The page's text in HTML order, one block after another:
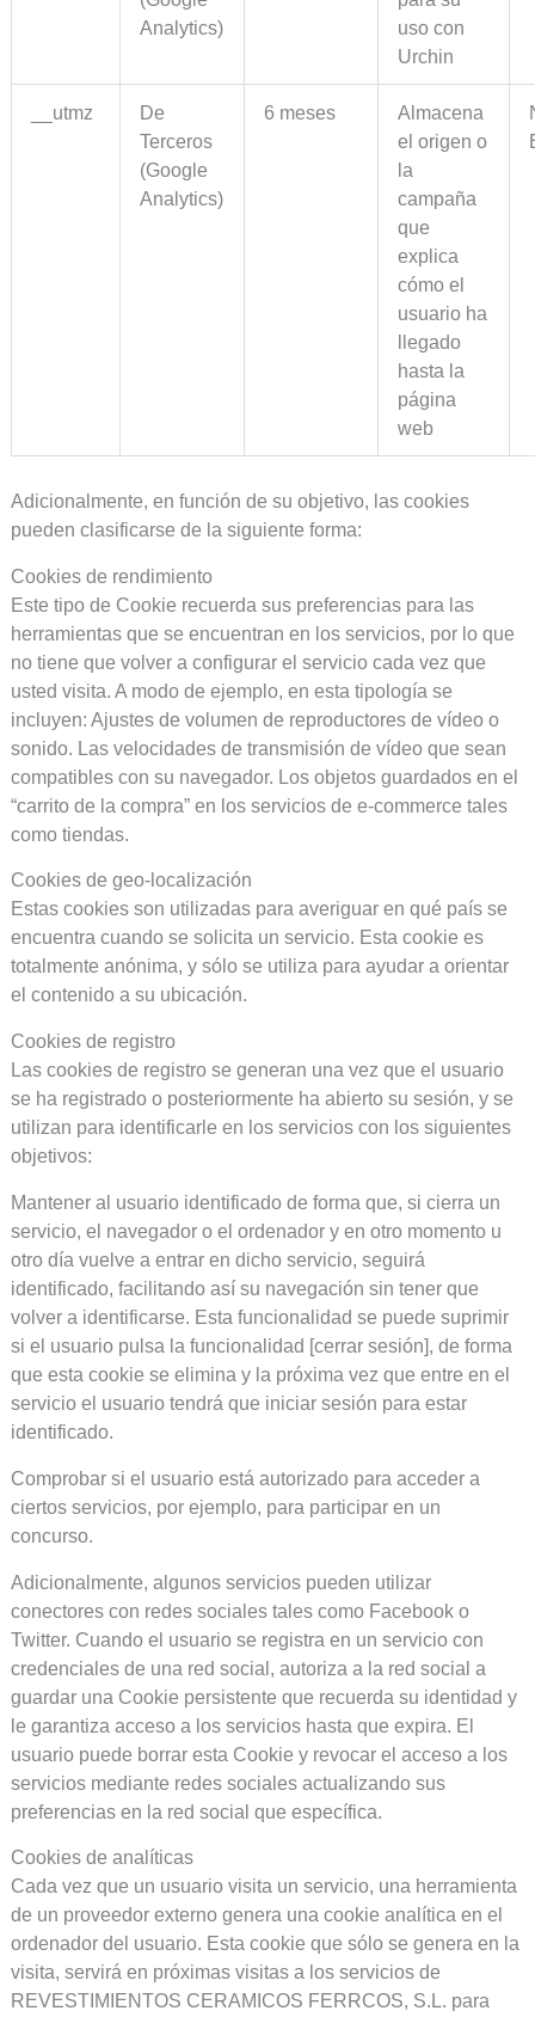
Analytics)
uso con
Urchin
__utmz
De
Terceros
(Google
Analytics)
6 meses
Almacena
el origen o
la
campaña
que
explica
cómo el
usuario ha
llegado
hasta la
página
web
Adicionalmente, en función de su objetivo, las cookies
pueden clasificarse de la siguiente forma:
Cookies de rendimiento
Este tipo de Cookie recuerda sus preferencias para las
herramientas que se encuentran en los servicios, por lo que
no tiene que volver a configurar el servicio cada vez que
usted visita. A modo de ejemplo, en esta tipología se
incluyen: Ajustes de volumen de reproductores de vídeo o
sonido. Las velocidades de transmisión de vídeo que sean
compatibles con su navegador. Los objetos guardados en el
“carrito de la compra” en los servicios de e-commerce tales
como tiendas.
Cookies de geo-localización
Estas cookies son utilizadas para averiguar en qué país se
encuentra cuando se solicita un servicio. Esta cookie es
totalmente anónima, y sólo se utiliza para ayudar a orientar
el contenido a su ubicación.
Cookies de registro
Las cookies de registro se generan una vez que el usuario
se ha registrado o posteriormente ha abierto su sesión, y se
utilizan para identificarle en los servicios con los siguientes
objetivos:
Mantener al usuario identificado de forma que, si cierra un
servicio, el navegador o el ordenador y en otro momento u
otro día vuelve a entrar en dicho servicio, seguirá
identificado, facilitando así su navegación sin tener que
volver a identificarse. Esta funcionalidad se puede suprimir
si el usuario pulsa la funcionalidad [cerrar sesión], de forma
que esta cookie se elimina y la próxima vez que entre en el
servicio el usuario tendrá que iniciar sesión para estar
identificado.
Comprobar si el usuario está autorizado para acceder a
ciertos servicios, por ejemplo, para participar en un
concurso.
Adicionalmente, algunos servicios pueden utilizar
conectores con redes sociales tales como Facebook o
Twitter. Cuando el usuario se registra en un servicio con
credenciales de una red social, autoriza a la red social a
guardar una Cookie persistente que recuerda su identidad y
le garantiza acceso a los servicios hasta que expira. El
usuario puede borrar esta Cookie y revocar el acceso a los
servicios mediante redes sociales actualizando sus
preferencias en la red social que específica.
Cookies de analíticas
Cada vez que un usuario visita un servicio, una herramienta
de un proveedor externo genera una cookie analítica en el
ordenador del usuario. Esta cookie que sólo se genera en la
visita, servirá en próximas visitas a los servicios de
REVESTIMIENTOS CERAMICOS FERRCOS, S.L. para